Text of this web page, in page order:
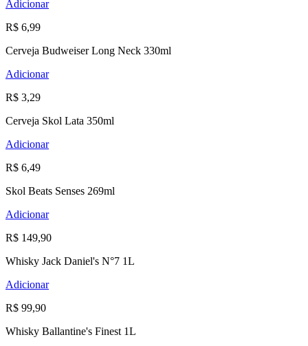
Adicionar
R$ 6,99
Cerveja Budweiser Long Neck 330ml
Adicionar
R$ 3,29
Cerveja Skol Lata 350ml
Adicionar
R$ 6,49
Skol Beats Senses 269ml
Adicionar
R$ 149,90
Whisky Jack Daniel's N°7 1L
Adicionar
R$ 99,90
Whisky Ballantine's Finest 1L